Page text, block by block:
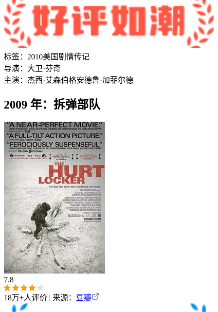
标签： 2010美国 剧情传记
导演： 大卫·芬奇
主演： 杰西·艾森伯格安德鲁·加菲尔德
2009 年：拆弹部队
7.8
18万+人评价 | 来源： 豆瓣